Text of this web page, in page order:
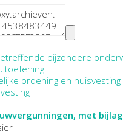
bijzondere
ordening en huisvesting
met